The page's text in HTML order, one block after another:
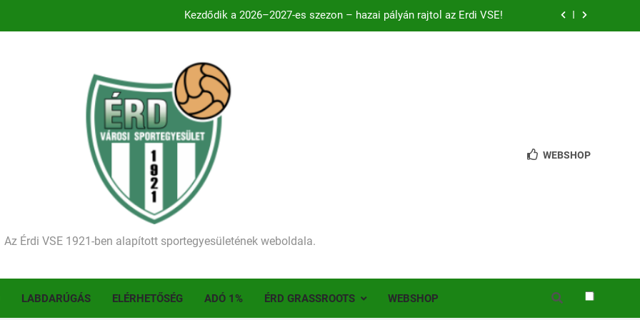
Történelmet írt az I. Érdi Football Fesztivál – több mint 200 játékos lépett pályára Érden
Kezdődik a 2026–2027-es szezon – hazai pályán rajtol az Érdi VSE!
Történelmet írt az I. Érdi Football Fesztivál – több mint 200 játékos lépett pályára Érden
Az Érdi VSE 1921-ben alapított sportegyesületének weboldala.
WEBSHOP
LABDARÚGÁS ELÉRHETŐSÉG ADÓ 1% ÉRD GRASSROOTS WEBSHOP